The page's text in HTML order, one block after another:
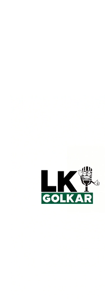
Untuk jadwal sendiri,
menginteruksikan kepada DKIS
​”​Nanti DKIS yang punya
Sementara itu, Kepala DKIS
Muhammad Maulana Yusuf
videotron keliling siap menjadi
daerah menyapa warga, sesuai
“Pak Wali sudah ada interukai,
sudah siap, tinggal instalasi
kita akan koordinasi dengan
menyusun jadwalnya,” tambah
PREVIOUS